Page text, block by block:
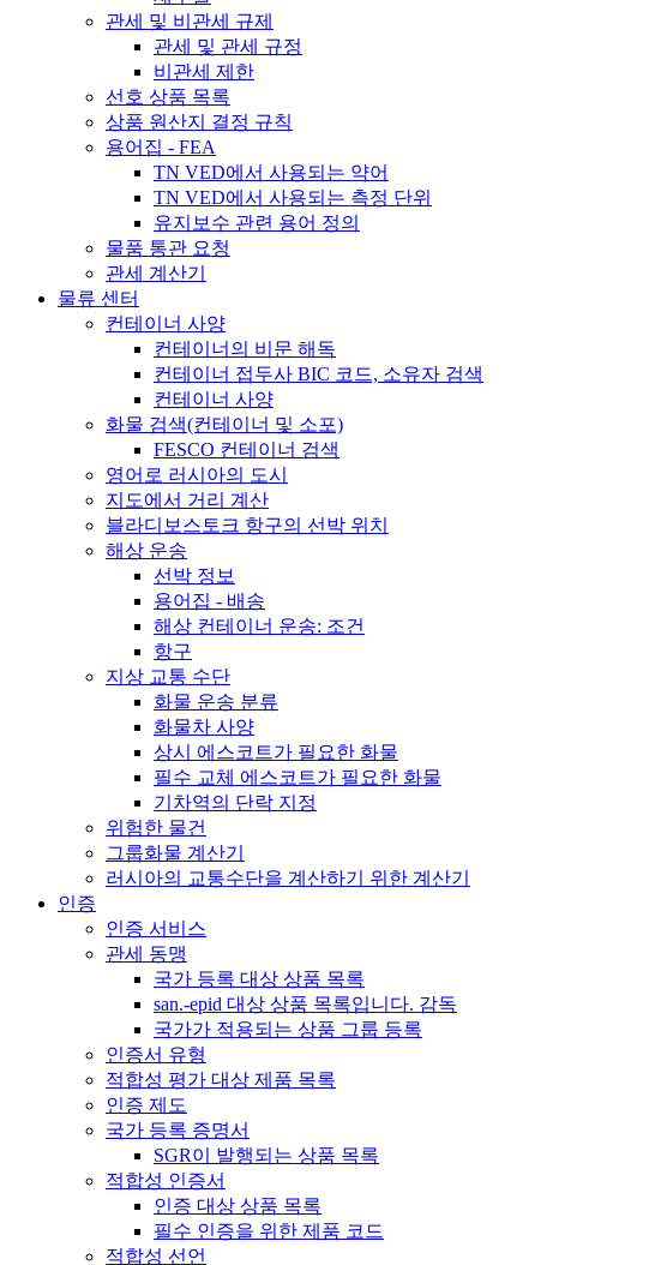
관세 및 비관세 규제
관세 및 관세 규정
비관세 제한
선호 상품 목록
상품 원산지 결정 규칙
용어집 - FEA
TN VED에서 사용되는 약어
TN VED에서 사용되는 측정 단위
유지보수 관련 용어 정의
물품 통관 요청
관세 계산기
물류 센터
컨테이너 사양
컨테이너의 비문 해독
컨테이너 접두사 BIC 코드, 소유자 검색
컨테이너 사양
화물 검색(컨테이너 및 소포)
FESCO 컨테이너 검색
영어로 러시아의 도시
지도에서 거리 계산
블라디보스토크 항구의 선박 위치
해상 운송
선박 정보
용어집 - 배송
해상 컨테이너 운송: 조건
항구
지상 교통 수단
화물 운송 분류
화물차 사양
상시 에스코트가 필요한 화물
필수 교체 에스코트가 필요한 화물
기차역의 단락 지정
위험한 물건
그룹화물 계산기
러시아의 교통수단을 계산하기 위한 계산기
인증
인증 서비스
관세 동맹
국가 등록 대상 상품 목록
san.-epid 대상 상품 목록입니다. 감독
국가가 적용되는 상품 그룹 등록
인증서 유형
적합성 평가 대상 제품 목록
인증 제도
국가 등록 증명서
SGR이 발행되는 상품 목록
적합성 인증서
인증 대상 상품 목록
필수 인증을 위한 제품 코드
적합성 선언